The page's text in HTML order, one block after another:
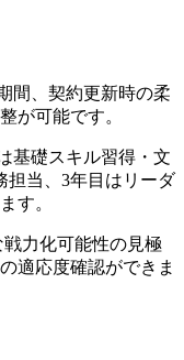
間、契約更新時の柔
が可能です。
基礎スキル習得・文
担当、3年目はリーダ
す。
力化可能性の見極
適応度確認ができま